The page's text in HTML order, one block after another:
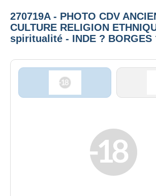
270719A - PHOTO CDV
CULTURE RELIGION
spiritualité - INDE ? BORGES